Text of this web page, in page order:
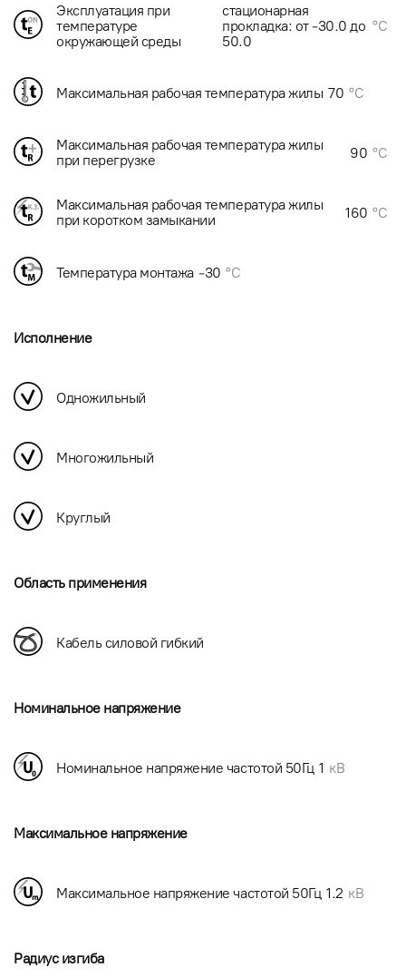
Эксплуатация при
температуре
окружающей среды
стационарная
прокладка: от -30.0 до
50.0
°C
Максимальная рабочая температура жилы 70 °C
Максимальная рабочая температура жилы
при перегрузке
90 °C
Максимальная рабочая температура жилы
при коротком замыкании
160 °C
Температура монтажа -30 °C
Исполнение
Одножильный
Многожильный
Круглый
Область применения
Кабель силовой гибкий
Номинальное напряжение
Номинальное напряжение частотой 50Гц 1 кВ
Максимальное напряжение
Максимальное напряжение частотой 50Гц 1.2 кВ
Радиус изгиба